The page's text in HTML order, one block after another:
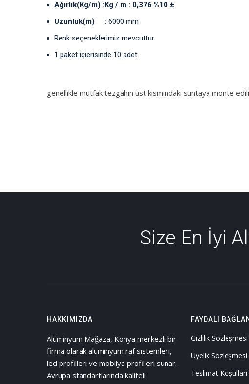
Ağırlık(Kg/m) :Kg / m : 0,376 %10 ±
Uzunluk(m) : 6000 mm
Renk seçeneklerimiz mevcuttur.
1 paket içierisinde 10 adet
genellikle mutfak tezgahın üst kısmındaki suntaya monte
Size En İyi
HAKKIMIZDA
Alüminyum Mağaza, Konya merkezli bir
firma olarak alüminyum raf sistemleri,
led profilleri ve mobilya profilleri sunar.
Avrupa standartlarında kaliteli
FAYDALI
Gizlilik Sözleşmesi
Üyelik Sözleşmesi
Teslimat Koşulları